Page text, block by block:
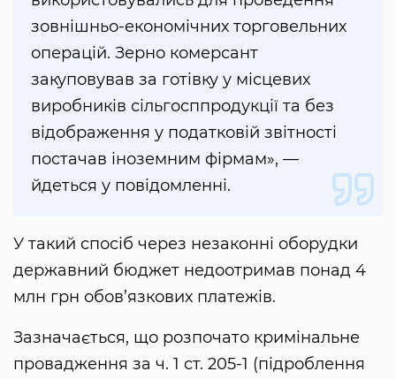
зовнішньо-економічних торговельних
операцій. Зерно комерсант
закуповував за готівку у місцевих
виробників сільгосппродукції та без
відображення у податковій звітності
постачав іноземним фірмам», —
йдеться у повідомленні.
У такий спосіб через незаконні оборудки
державний бюджет недоотримав понад 4
млн грн обов’язкових платежів.
Зазначається, що розпочато кримінальне
провадження за ч. 1 ст. 205-1 (підроблення